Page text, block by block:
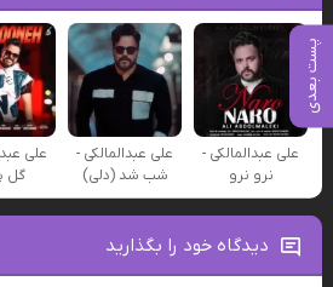
پست بعدی
علی عبدالمالکی -
نرو نرو
علی عبدالمالکی -
شب شد (دلی)
علی
گل
دیدگاه خود را بگذارید